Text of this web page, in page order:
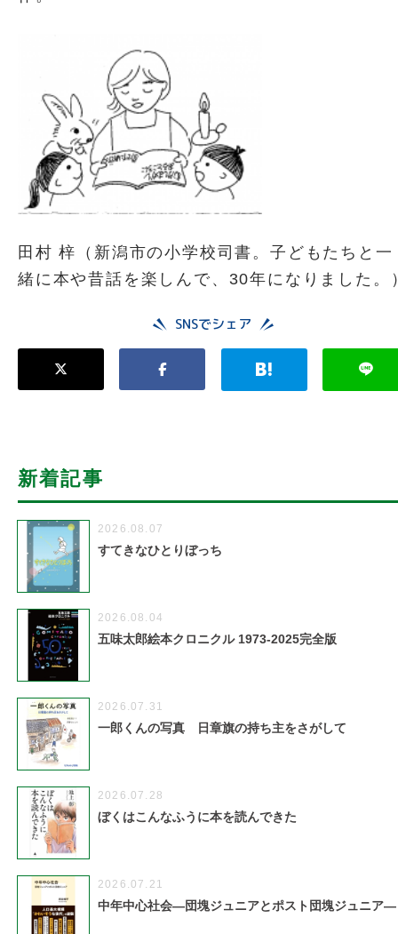
田村 梓（新潟市の小学校司書。子どもたちと一
緒に本や昔話を楽しんで、30年になりました。
SNSでシェア
新着記事
2026.08.07
すてきなひとりぼっち
2026.08.04
五味太郎絵本クロニクル 1973-2025完全版
2026.07.31
一郎くんの写真 日章旗の持ち主をさがして
2026.07.28
ぼくはこんなふうに本を読んできた
2026.07.21
中年中心社会―団塊ジュニアとポスト団塊ジュニア―